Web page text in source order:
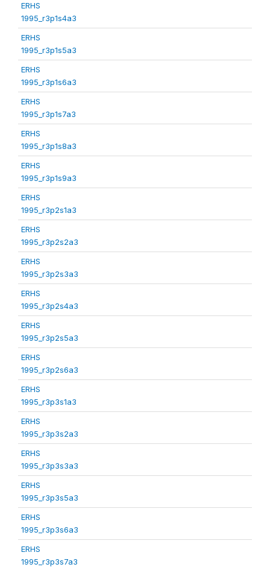
ERHS
1995_r3p1s4a3
ERHS
1995_r3p1s5a3
ERHS
1995_r3p1s6a3
ERHS
1995_r3p1s7a3
ERHS
1995_r3p1s8a3
ERHS
1995_r3p1s9a3
ERHS
1995_r3p2s1a3
ERHS
1995_r3p2s2a3
ERHS
1995_r3p2s3a3
ERHS
1995_r3p2s4a3
ERHS
1995_r3p2s5a3
ERHS
1995_r3p2s6a3
ERHS
1995_r3p3s1a3
ERHS
1995_r3p3s2a3
ERHS
1995_r3p3s3a3
ERHS
1995_r3p3s5a3
ERHS
1995_r3p3s6a3
ERHS
1995_r3p3s7a3